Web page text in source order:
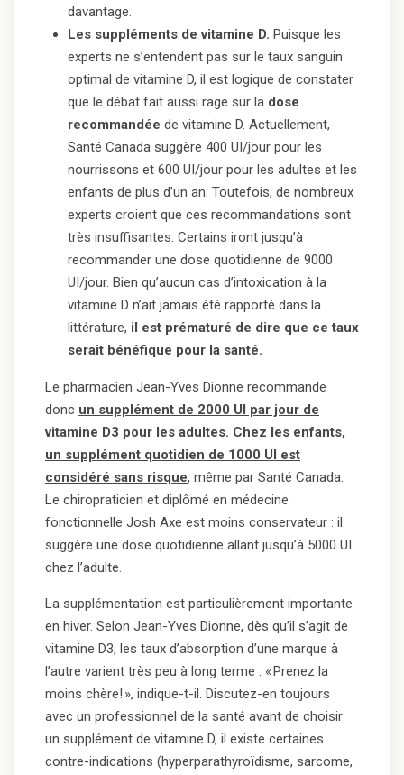
davantage.
Les suppléments de vitamine D. Puisque les
experts ne s’entendent pas sur le taux sanguin
optimal de vitamine D, il est logique de constater
que le débat fait aussi rage sur la dose
recommandée de vitamine D. Actuellement,
Santé Canada suggère 400 UI/jour pour les
nourrissons et 600 UI/jour pour les adultes et les
enfants de plus d’un an. Toutefois, de nombreux
experts croient que ces recommandations sont
très insuffisantes. Certains iront jusqu’à
recommander une dose quotidienne de 9000
UI/jour. Bien qu’aucun cas d’intoxication à la
vitamine D n’ait jamais été rapporté dans la
littérature, il est prématuré de dire que ce taux
serait bénéfique pour la santé.
Le pharmacien Jean-Yves Dionne recommande
donc un supplément de 2000 UI par jour de
vitamine D3 pour les adultes. Chez les enfants,
un supplément quotidien de 1000 UI est
considéré sans risque, même par Santé Canada.
Le chiropraticien et diplômé en médecine
fonctionnelle Josh Axe est moins conservateur : il
suggère une dose quotidienne allant jusqu’à 5000 UI
chez l’adulte.
La supplémentation est particulièrement importante
en hiver. Selon Jean-Yves Dionne, dès qu’il s’agit de
vitamine D3, les taux d’absorption d’une marque à
l’autre varient très peu à long terme : « Prenez la
moins chère! », indique-t-il. Discutez-en toujours
avec un professionnel de la santé avant de choisir
un supplément de vitamine D, il existe certaines
contre-indications (hyperparathyroïdisme, sarcome,